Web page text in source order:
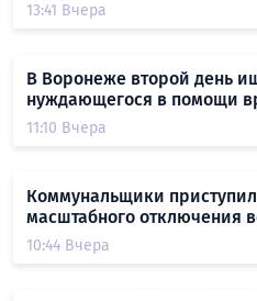
13:41 Вчера
В Воронеже второй день
нуждающегося в помощи
11:10 Вчера
Коммунальщики
масштабного отключения
10:44 Вчера